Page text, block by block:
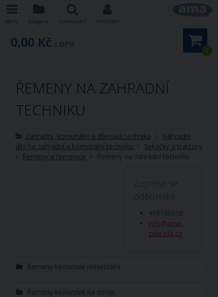
0
0,00 Kč s DPH
ŘEMENY NA ZAHRADNÍ
TECHNIKU
Zahradní, komunální a dílenská technika
Náhradní
díly na zahradní a komunální techniku
Sekačky a traktory
Řemeny a řemenice
Řemeny na zahradní techniku
Zeptejte se
odborníka
498100050
info@ama-
zahrada.cz
Řemeny kevlarové univerzální
Řemeny kevlarové na stroje
Menu Kategorie Vyhledávání Přihlášení